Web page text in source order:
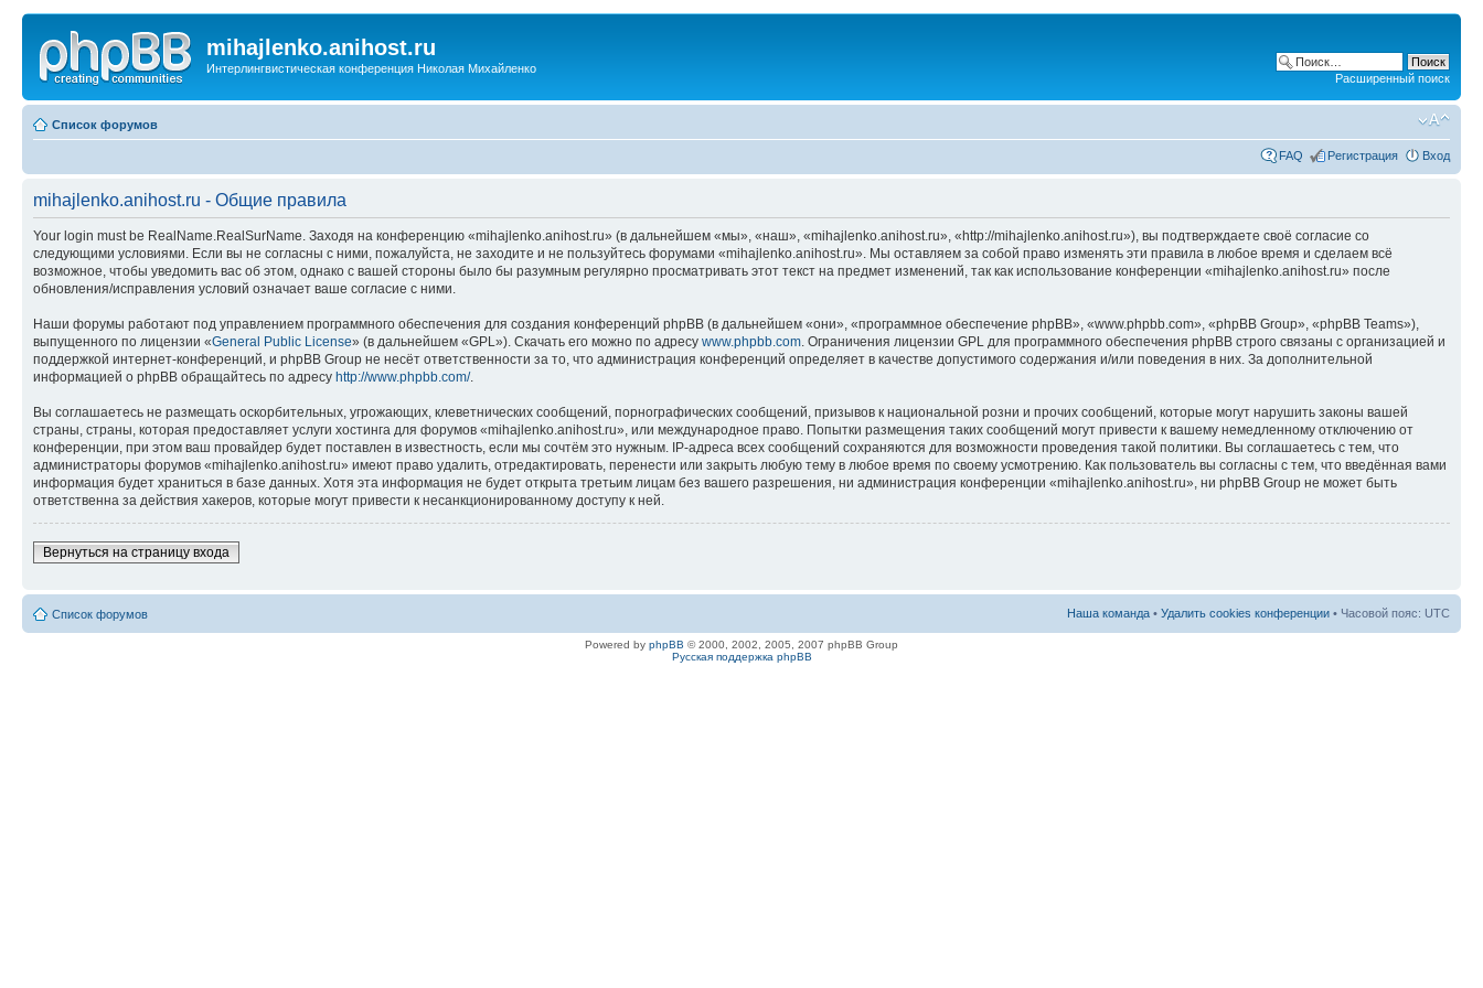
mihajlenko.anihost.ru
Интерлингвистическая конференция Николая Михайленко
Расширенный поиск
Список форумов
FAQ Регистрация Вход
mihajlenko.anihost.ru - Общие правила
Your login must be RealName.RealSurName. Заходя на конференцию «mihajlenko.anihost.ru» (в дальнейшем «мы», «наш», «mihajlenko.anihost.ru», «http://mihajlenko.anihost.ru»), вы подтверждаете своё согласие со
следующими условиями. Если вы не согласны с ними, пожалуйста, не заходите и не пользуйтесь форумами «mihajlenko.anihost.ru». Мы оставляем за собой право изменять эти правила в любое время и сделаем всё
возможное, чтобы уведомить вас об этом, однако с вашей стороны было бы разумным регулярно просматривать этот текст на предмет изменений, так как использование конференции «mihajlenko.anihost.ru» после
обновления/исправления условий означает ваше согласие с ними.
Наши форумы работают под управлением программного обеспечения для создания конференций phpBB (в дальнейшем «они», «программное обеспечение phpBB», «www.phpbb.com», «phpBB Group», «phpBB Teams»),
выпущенного по лицензии «General Public License» (в дальнейшем «GPL»). Скачать его можно по адресу www.phpbb.com . Ограничения лицензии GPL для программного обеспечения phpBB строго связаны с организацией и
поддержкой интернет-конференций, и phpBB Group не несёт ответственности за то, что администрация конференций определяет в качестве допустимого содержания и/или поведения в них. За дополнительной
информацией о phpBB обращайтесь по адресу http://www.phpbb.com/.
Вы соглашаетесь не размещать оскорбительных, угрожающих, клеветнических сообщений, порнографических сообщений, призывов к национальной розни и прочих сообщений, которые могут нарушить законы вашей
страны, страны, которая предоставляет услуги хостинга для форумов «mihajlenko.anihost.ru», или международное право. Попытки размещения таких сообщений могут привести к вашему немедленному отключению от
конференции, при этом ваш провайдер будет поставлен в известность, если мы сочтём это нужным. IP-адреса всех сообщений сохраняются для возможности проведения такой политики. Вы соглашаетесь с тем, что
администраторы форумов «mihajlenko.anihost.ru» имеют право удалить, отредактировать, перенести или закрыть любую тему в любое время по своему усмотрению. Как пользователь вы согласны с тем, что введённая вами
информация будет храниться в базе данных. Хотя эта информация не будет открыта третьим лицам без вашего разрешения, ни администрация конференции «mihajlenko.anihost.ru», ни phpBB Group не может быть
ответственна за действия хакеров, которые могут привести к несанкционированному доступу к ней.
Вернуться на страницу входа
Список форумов Наша команда • Удалить cookies конференции • Часовой пояс: UTC
Powered by phpBB © 2000, 2002, 2005, 2007 phpBB Group
Русская поддержка phpBB